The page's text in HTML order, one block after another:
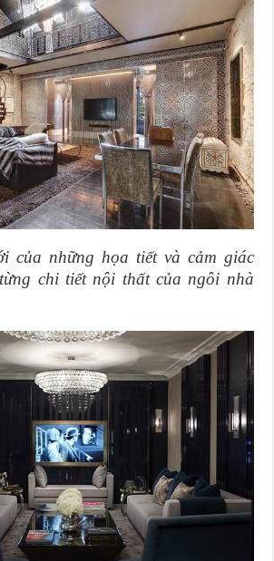
của những họa tiết và cảm giác
chi tiết nội thất của ngôi nhà